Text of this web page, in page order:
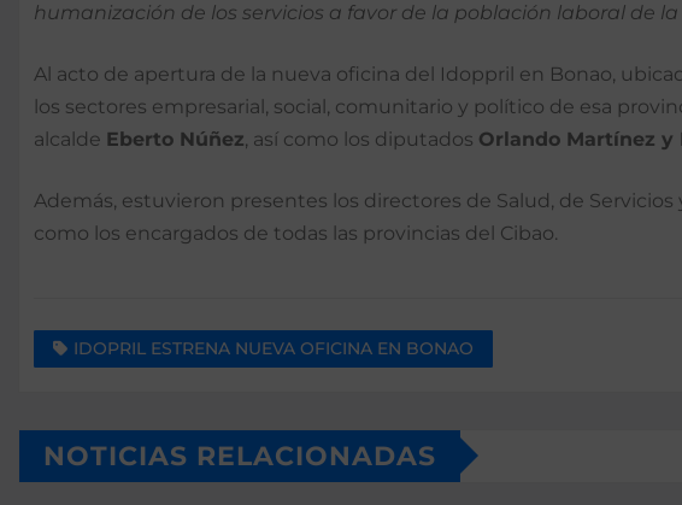
humanización de los servicios a favor de la población laboral de
Al acto de apertura de la nueva oficina del Idoppril en Bonao,
los sectores empresarial, social, comunitario y político de esa
alcalde Eberto Núñez, así como los diputados Orlando Martínez y
Además, estuvieron presentes los directores de Salud, de Servicios
como los encargados de todas las provincias del Cibao.
IDOPRIL ESTRENA NUEVA OFICINA EN BONAO
NOTICIAS RELACIONADAS